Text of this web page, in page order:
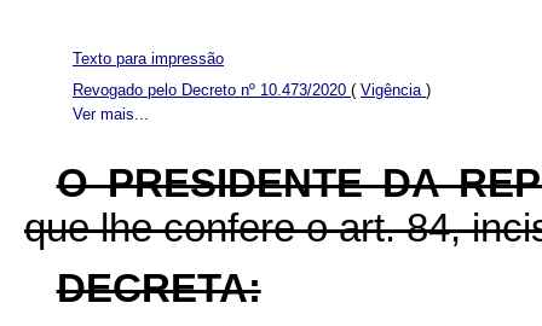
Ver mais...
Texto para impressão
Revogado pelo Decreto nº 10.473/2020 ( Vigência )
O PRESIDENTE DA
que lhe confere o art. 84,
DECRETA: